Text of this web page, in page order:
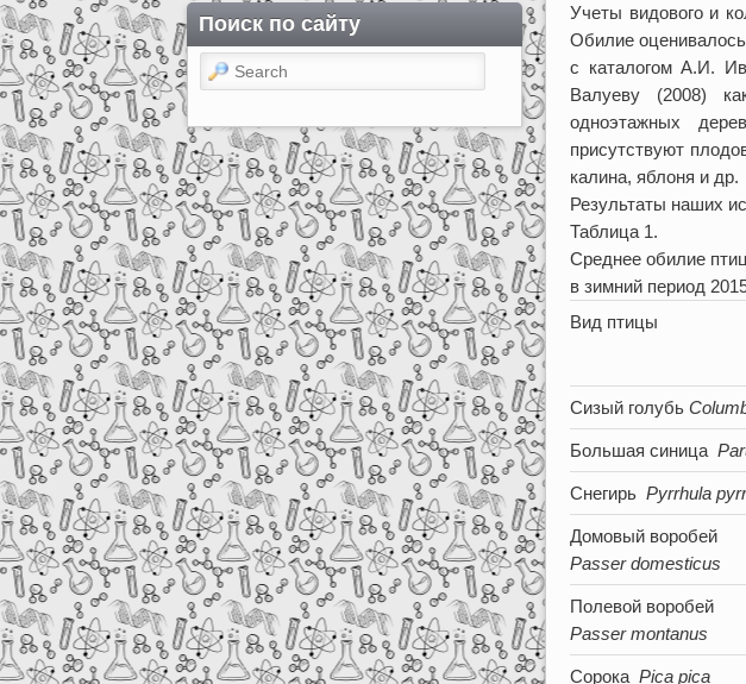
Учеты видового и
Обилие
с каталогом А.И.
Валуеву (2008)
одноэтажных
присутствуют
калина, яблоня и др.
Результаты наших
Таблица 1.
Среднее обилие
в зимний период
Вид птицы
Сизый голубь
Большая синица
Снегирь Pyrrhula
Домовый воробей
Passer domesticus
Полевой воробей
Passer montanus
Сорока Pica pica
Поиск по сайту
Search